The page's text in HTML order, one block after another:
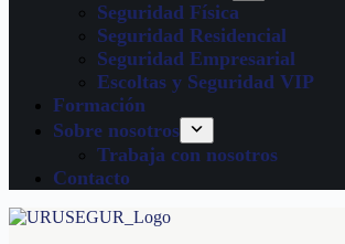
Seguridad Física
Seguridad Residencial
Seguridad Empresarial
Escoltas y Seguridad VIP
Formación
Sobre nosotros
Trabaja con nosotros
Contacto